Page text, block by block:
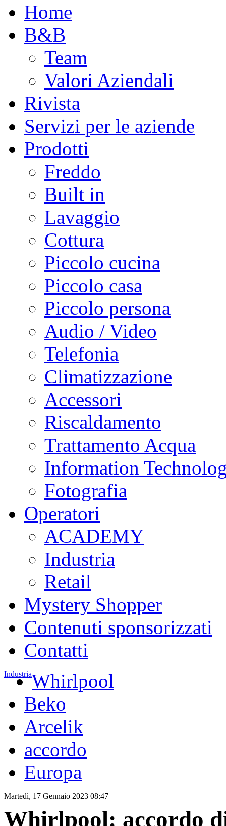
Home
B&B
Team
Valori Aziendali
Rivista
Servizi per le aziende
Prodotti
Freddo
Built in
Lavaggio
Cottura
Piccolo cucina
Piccolo casa
Piccolo persona
Audio / Video
Telefonia
Climatizzazione
Accessori
Riscaldamento
Trattamento Acqua
Information
Fotografia
Operatori
ACADEMY
Industria
Retail
Mystery Shopper
Contenuti sponsorizzati
Contatti
IndustriaWhirlpool
Beko
Arcelik
accordo
Europa
Martedì, 17 Gennaio 2023 08:47
Whirlpool: accordo